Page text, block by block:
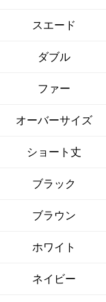
スエード
ダブル
ファー
オーバーサイズ
ショート丈
ブラック
ブラウン
ホワイト
ネイビー